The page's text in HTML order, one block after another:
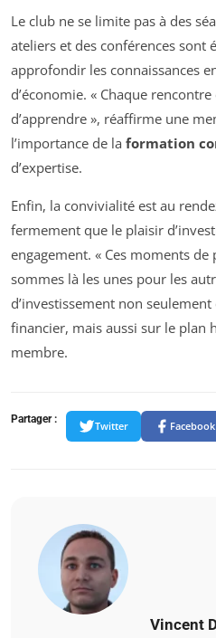
Le club ne se limite pas à des
ateliers et des conférences sont
approfondir les connaissances
d’économie. « Chaque
d’apprendre », réaffirme une
l’importance de la formation
d’expertise.
Enfin, la convivialité est au
fermement que le plaisir
engagement. « Ces moments
sommes là les unes pour les
d’investissement non
financier, mais aussi sur le plan
membre.
Partager :
Twitter Facebook
Vincent